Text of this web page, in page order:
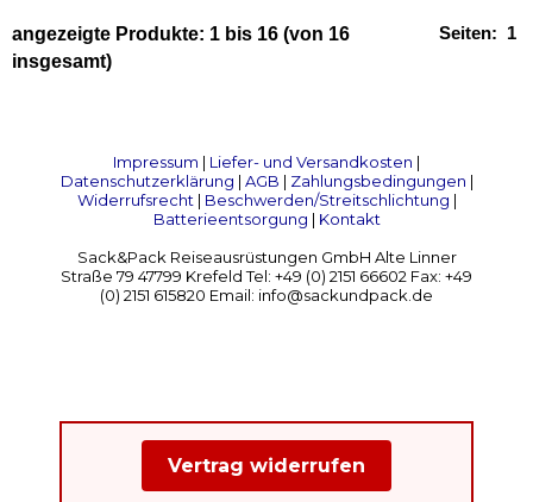
Seiten: 1
angezeigte Produkte: 1 bis 16 (von 16
insgesamt)
Impressum | Liefer- und Versandkosten |
Datenschutzerklärung | AGB | Zahlungsbedingungen |
Widerrufsrecht| Beschwerden/Streitschlichtung |
Batterieentsorgung | Kontakt
Sack&Pack Reiseausrüstungen GmbH Alte Linner
Straße 79 47799 Krefeld Tel: +49 (0) 2151 66602 Fax: +49
(0) 2151 615820 Email: info@sackundpack.de
Vertrag widerrufen